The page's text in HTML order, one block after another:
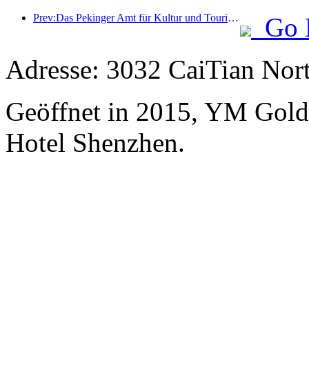
Prev:Das Pekinger Amt für Kultur und Tourismus gab bekannt: Im Jahr 2025 empfing Peking 5,48 Millionen ausländische Touristen, ein Anstieg von 39 % gegenüber dem Vorjahr.
Go
Adresse: 3032 CaiTian
Geöffnet in 2015, YM
Hotel Shenzhen.